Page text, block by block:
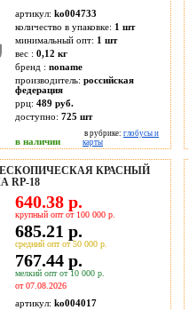
артикул: ko004733
количество в упаковке: 1 шт
минимальный опт: 1 шт
вес : 0,12 кг
бренд : noname
производитель: российская
федерация
ррц: 489 руб.
доступно: 725 шт
в наличии
в рубрике: глобусы и
карты
КРАСНЫЙ
RP-18
640.38 р.
крупный опт от 100 000 р.
685.21 р.
средний опт от 50 000 р.
767.44 р.
мелкий опт от 10 000 р.
от 07.08.2026
артикул: ko004017